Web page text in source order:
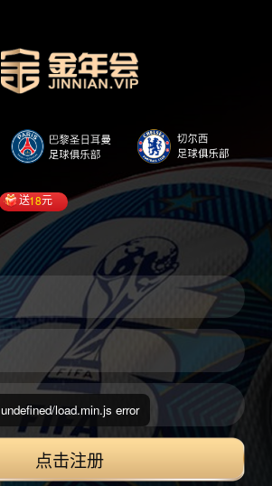
送18元
点击注册
undefined/load.min.js error